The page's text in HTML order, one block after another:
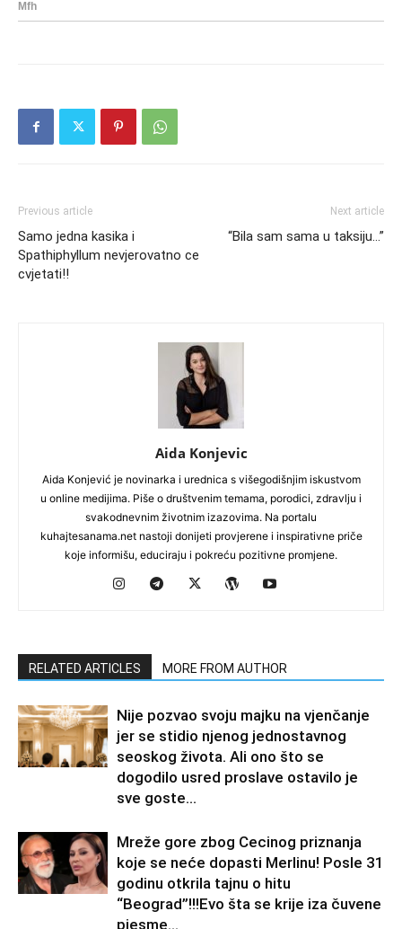
Previous article
Samo jedna kasika i
Spathiphyllum nevjerovatno ce
cvjetati!!
Next article
“Bila sam sama u taksiju…”
Aida Konjevic
Aida Konjević je novinarka i urednica s višegodišnjim iskustvom
u online medijima. Piše o društvenim temama, porodici, zdravlju i
svakodnevnim životnim izazovima. Na portalu
kuhajtesanama.net nastoji donijeti provjerene i inspirativne priče
koje informišu, educiraju i pokreću pozitivne promjene.
RELATED ARTICLES MORE FROM AUTHOR
Nije pozvao svoju majku na vjenčanje
jer se stidio njenog jednostavnog
seoskog života. Ali ono što se
dogodilo usred proslave ostavilo je
sve goste...
Mreže gore zbog Cecinog priznanja
koje se neće dopasti Merlinu! Posle 31
godinu otkrila tajnu o hitu
“Beograd”!!!Evo šta se krije iza čuvene
pjesme...